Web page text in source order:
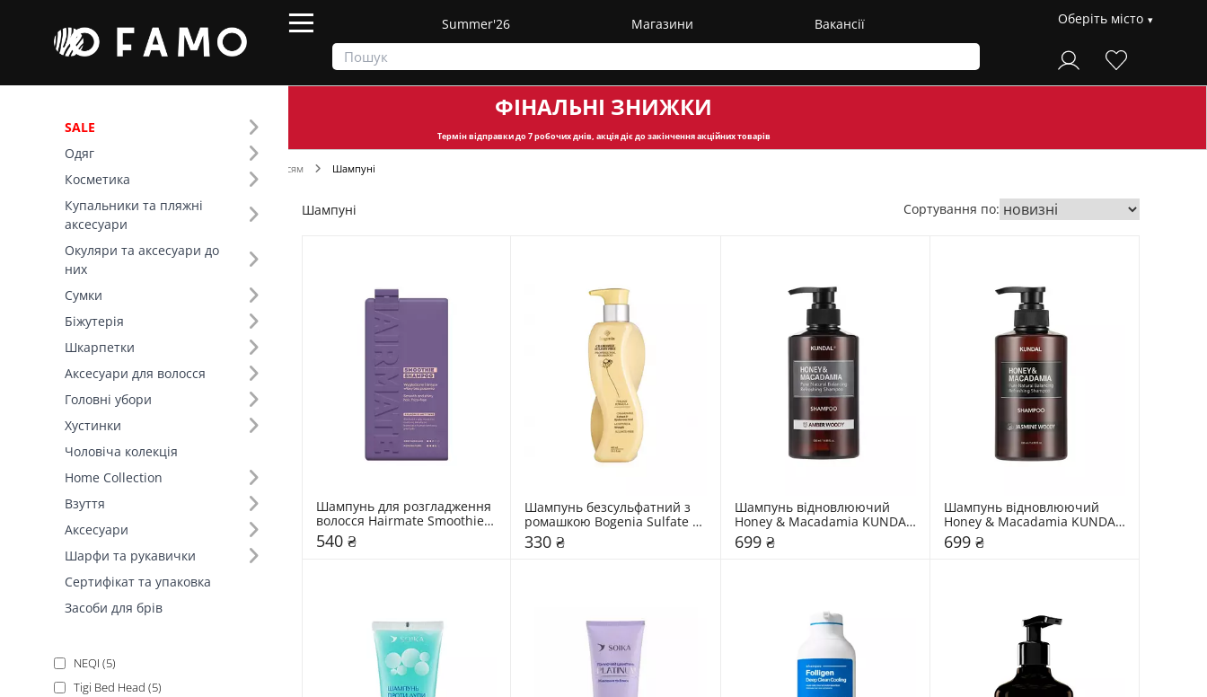
Summer'26 Магазини Вакансії Оберіть місто
SALE
Одяг
Косметика
Купальники та пляжні
аксесуари
Окуляри та аксесуари до
них
Сумки
Біжутерія
Шкарпетки
Аксесуари для волосся
Головні убори
Хустинки
Чоловіча колекція
Home Collection
Взуття
Аксесуари
Шарфи та рукавички
Сертифікат та упаковка
Засоби для брів
ФІНАЛЬНІ ЗНИЖКИ
Термін відправкидо 7 робочих днів, акція діє до закінчення акційних товарів
Догляд за волоссям Шампуні
Фільтр
Ціна
Серія (3)
Original (1)
Sweet Berry (1)
Gummy Bears (1)
Бренд (25)
Bogenia (9)
Deeply (9)
Triology. (7)
Dr.FORHAIR (6)
Hairmate (6)
NEQI (5)
Tigi Bed Head (5)
Шампуні Сортування по:
Шампунь для розгладження
волосся Hairmate Smoothie
Shampoo
540 ₴
Шампунь безсульфатний з
ромашкою Bogenia Sulfate
Free
330 ₴
Шампунь відновлюючий
Honey & Macadamia KUNDAL
Amber Woody
699 ₴
Шампунь відновлюючий
Honey & Macadamia KUNDAL
Aroma Edition Jasmine Woody
699 ₴